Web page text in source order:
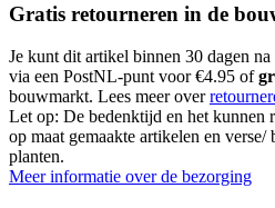
Gratis retourneren in de
Je kunt dit artikel binnen 30 dagen
via een PostNL-punt voor €4.95 of
bouwmarkt. Lees meer over
Let op: De bedenktijd en het kunnen
op maat gemaakte artikelen en
planten.
Meer informatie over de bezorging